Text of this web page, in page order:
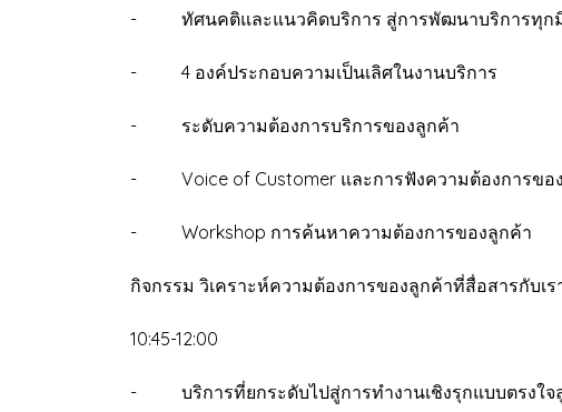
- ทัศนคติและแนวคิดบริการ สู่การพัฒนาบริการทุก
- 4 องค์ประกอบความเป็นเลิศในงานบริการ
- ระดับความต้องการบริการของลูกค้า
- Voice of Customer และการฟังความต้องการขอ
- Workshop การค้นหาความต้องการของลูกค้า
กิจกรรม วิเคราะห์ความต้องการของลูกค้าที่สื่อสารกับเร
10:45-12:00
- บริการที่ยกระดับไปสู่การทำงานเชิงรุกแบบตรงใจ